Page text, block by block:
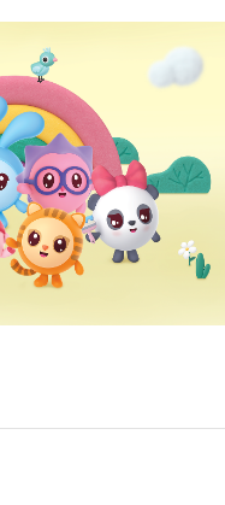
45